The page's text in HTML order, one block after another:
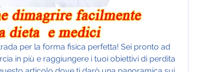
per la forma fisica perfetta! Sei pronto ad
in più e raggiungere i tuoi obiettivi di perdita